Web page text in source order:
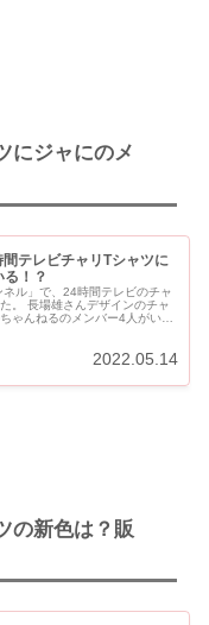
にジャにのメ
間テレビチャリTシャツに
る！？
ル」で、24時間テレビのチャ
ンのチャ
ゃんねるのメンバー4人がい
2022.05.14
の新色は？販